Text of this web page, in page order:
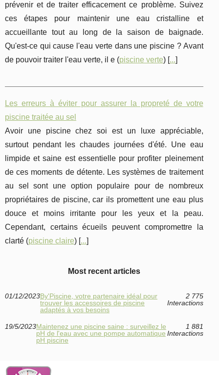
prévenir et de traiter efficacement ce problème. Suivez
ces étapes pour maintenir une eau cristalline et
accueillante tout au long de la saison de baignade.
Qu'est-ce qui cause l'eau verte dans une piscine ? Avant
de pouvoir traiter l'eau verte, il e (piscine verte) [...]
Les erreurs à éviter pour assurer la propreté de votre
piscine traitée au sel
Avoir une piscine chez soi est un luxe appréciable,
surtout pendant les chaudes journées d'été. Une eau
limpide et saine est essentielle pour profiter pleinement
de ces moments de détente. Les systèmes de traitement
au sel sont une option populaire pour de nombreux
propriétaires de piscine, car ils promettent une eau plus
douce et moins irritante pour les yeux et la peau.
Cependant, certains écueils peuvent compromettre la
clarté (piscine claire) [...]
Most recent articles
01/12/2023By'Piscine, votre partenaire idéal pour
trouver les accessoires de piscine
adaptés à vos besoins
2 775
Interactions
19/5/2023Maintenez une piscine saine : surveillez le
pH de l'eau avec une pompe automatique
pH piscine
1 881
Interactions